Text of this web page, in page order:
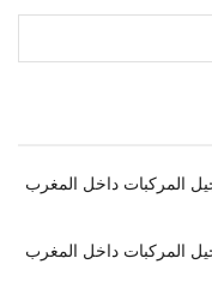
المركبات داخل المغرب
المركبات داخل المغرب